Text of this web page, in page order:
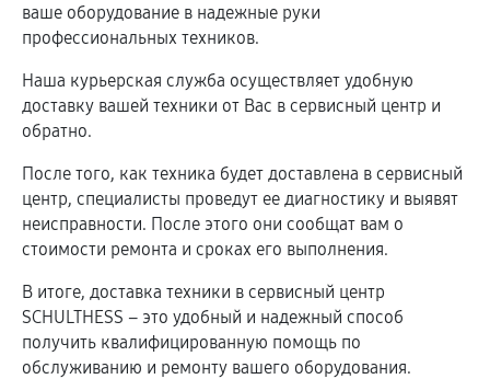
ваше оборудование в надежные руки
профессиональных техников.
Наша курьерская служба осуществляет удобную
доставку вашей техники от Вас в сервисный центр и
обратно.
После того, как техника будет доставлена в сервисный
центр, специалисты проведут ее диагностику и выявят
неисправности. После этого они сообщат вам о
стоимости ремонта и сроках его выполнения.
В итоге, доставка техники в сервисный центр
SCHULTHESS – это удобный и надежный способ
получить квалифицированную помощь по
обслуживанию и ремонту вашего оборудования.